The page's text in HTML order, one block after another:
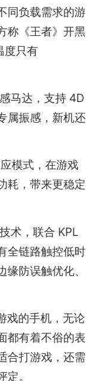
同负载需求的游
称《王者》开黑
度只有
马达，支持 4D
属振感，新机还
模式，在游戏
耗，带来更稳定
术，联合 KPL
全链路触控低时
防误触优化、
戏的手机，无论
都有着不俗的表
合打游戏，还需
。